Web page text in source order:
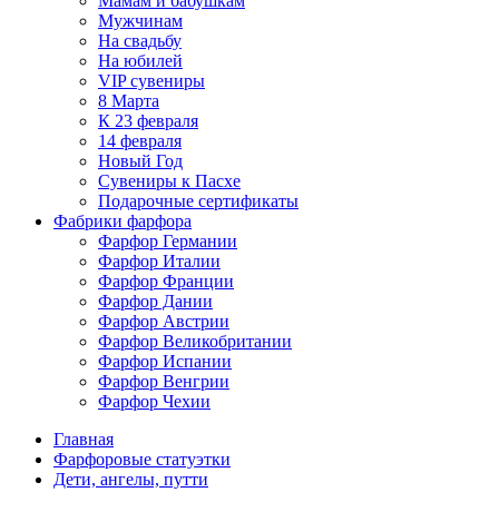
Мужчинам
На свадьбу
На юбилей
VIP сувениры
8 Марта
К 23 февраля
14 февраля
Новый Год
Сувениры к Пасхе
Подарочные сертификаты
Фабрики фарфора
Фарфор Германии
Фарфор Италии
Фарфор Франции
Фарфор Дании
Фарфор Австрии
Фарфор Великобритании
Фарфор Испании
Фарфор Венгрии
Фарфор Чехии
Главная
Фарфоровые статуэтки
Дети, ангелы, путти